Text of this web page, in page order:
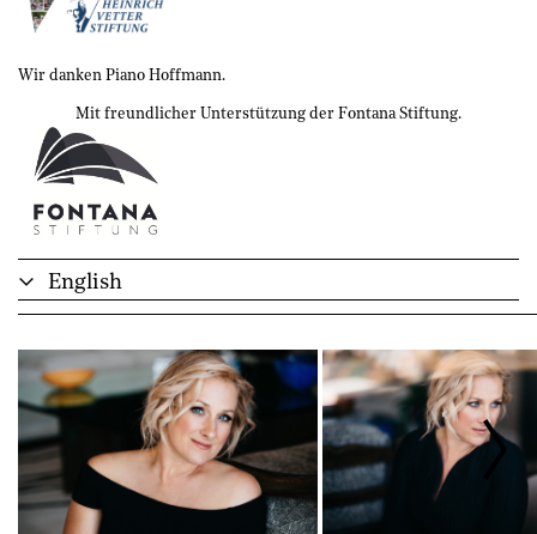
Wir danken Piano Hoffmann.
Mit freundlicher Unterstützung der Fontana Stiftung.
English